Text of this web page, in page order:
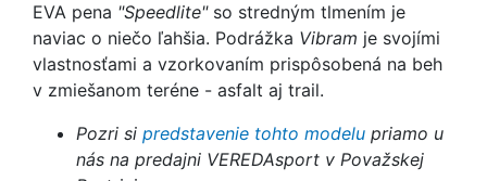
EVA pena "Speedlite" so stredným tlmením je
naviac o niečo ľahšia. Podrážka Vibram je svojími
vlastnosťami a vzorkovaním prispôsobená na beh
v zmiešanom teréne - asfalt aj trail.
Pozri si predstavenie tohto modelu priamo u
nás na predajni VEREDAsport v Považskej